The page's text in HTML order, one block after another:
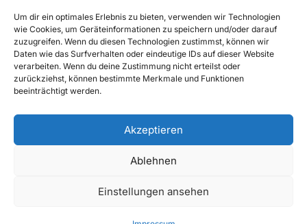
Um dir ein optimales Erlebnis zu bieten, verwenden wir Technologien
wie Cookies, um Geräteinformationen zu speichern und/oder darauf
zuzugreifen. Wenn du diesen Technologien zustimmst, können wir
Daten wie das Surfverhalten oder eindeutige IDs auf dieser Website
verarbeiten. Wenn du deine Zustimmung nicht erteilst oder
zurückziehst, können bestimmte Merkmale und Funktionen
beeinträchtigt werden.
Akzeptieren
Ablehnen
Einstellungen ansehen
Aktuelles
Einsätze
Unsere Jugend
Mitglied werden
Rechte vorbehalten.